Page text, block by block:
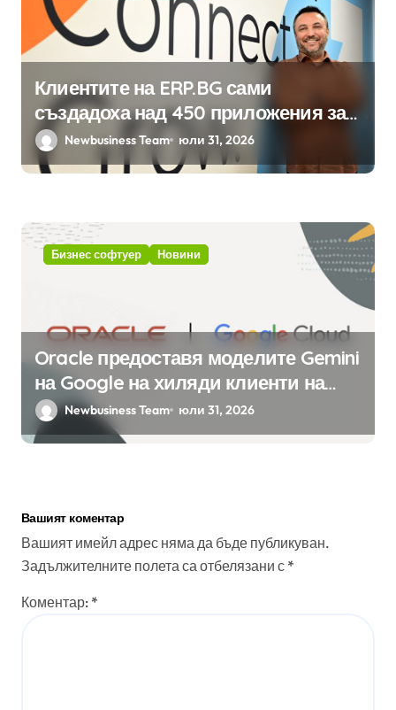
Клиентите на ERP.BG сами
създадоха над 450 приложения за
ERP системата с помощта на
вградения в нея изкуствен
Newbusiness Team юли 31, 2026
Бизнес софтуер Новини
Oracle предоставя моделите Gemini
на Google на хиляди клиенти на
бизнес приложения
Newbusiness Team юли 31, 2026
Вашият коментар
Вашият имейл адрес няма да бъде публикуван.
Задължителните полета са отбелязани с *
Коментар: *